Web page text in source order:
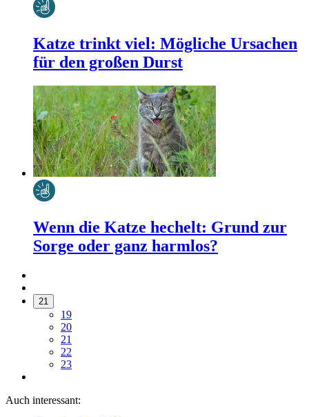
Katze trinkt viel: Mögliche Ursachen
für den großen Durst
Wenn die Katze hechelt: Grund zur
Sorge oder ganz harmlos?
21
19
20
21
22
23
Auch interessant: